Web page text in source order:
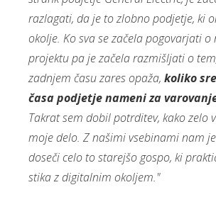
razlagati, da je to zlobno podjetje, ki
okolje. Ko sva se začela pogovarjati o
projektu pa je začela razmišljati o
zadnjem času zares opaža, koliko
časa podjetje nameni za
Takrat sem dobil potrditev, kako zelo
moje delo. Z našimi vsebinami nam
doseči celo to starejšo gospo, ki
stika z digitalnim okoljem."